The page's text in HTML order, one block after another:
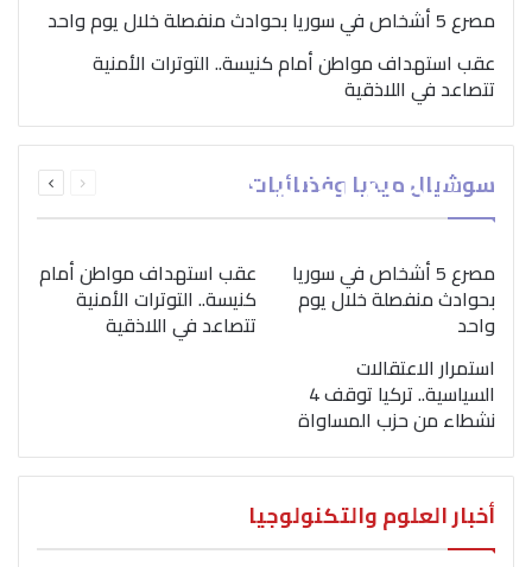
مصرع 5 أشخاص في سوريا بحوادث منفصلة خلال يوم واحد
عقب استهداف مواطن أمام كنيسة.. التوترات الأمنية
تتصاعد في اللاذقية
سوشيال ميديا وفضائيات الصفحةالصفحة
بمناسبة اليوم الدولي..
“الصحة العالمية” تؤكد
ضرورة اتباع نهج متكامل
لمواجهة إدمان المخدرات
مصرع 5 أشخاص في سوريا
بحوادث منفصلة خلال يوم
واحد
عقب استهداف مواطن أمام
كنيسة.. التوترات الأمنية
تتصاعد في اللاذقية
استمرار الاعتقالات
السياسية.. تركيا توقف 4
نشطاء من حزب المساواة
أخبار العلوم والتكنولوجيا